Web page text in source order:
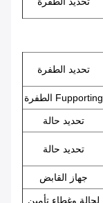
تحديد الطفرة
Fupporting الطفرة
تحديد حالة
تحديد حالة
جهاز القابض
لحالة وغطاء تأمين